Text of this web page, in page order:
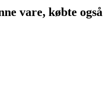
vare, købte også